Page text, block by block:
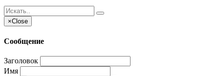
×Close
Сообщение
Заголовок
Имя